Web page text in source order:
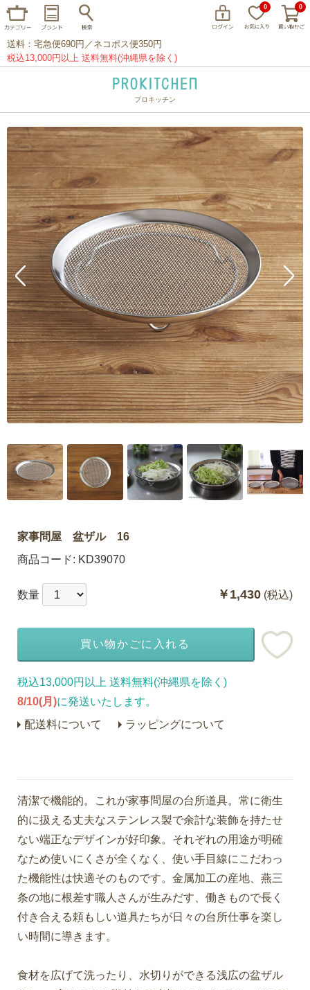
0 0
家事問屋 ウェック フライパン
プレート グラス カトラリー
プロキッチンオリジナル 山田工業所
山一 マリメッコ つきじ常陸屋 柳宗理
閉じる
送料：宅急便690円／ネコポス便350円
税込13,000円以上 送料無料(沖縄県を除く)
プロキッチン
家事問屋 盆ザル 16
商品コード: KD39070
￥1,430 (税込)
数量
買い物かごに入れる
税込13,000円以上 送料無料(沖縄県を除く)
8/10(月)に発送いたします。
配送料について
ラッピングについて
清潔で機能的。これが家事問屋の台所道具。常に衛生
的に扱える丈夫なステンレス製で余計な装飾を持たせ
ない端正なデザインが好印象。それぞれの用途が明確
なため使いにくさが全くなく、使い手目線にこだわっ
た機能性は快適そのものです。金属加工の産地、燕三
条の地に根差す職人さんが生みだす、働きもので長く
付き合える頼もしい道具たちが日々の台所仕事を楽し
い時間に導きます。
食材を広げて洗ったり、水切りができる浅広の盆ザル